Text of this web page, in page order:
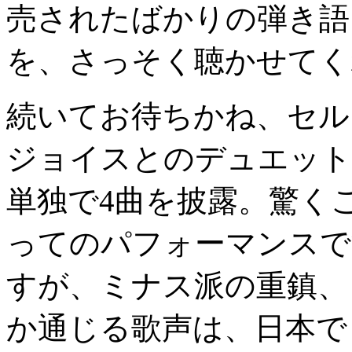
売されたばかりの弾き
を、さっそく聴かせて
続いてお待ちかね、セ
ジョイスとのデュエッ
単独で4曲を披露。驚く
ってのパフォーマンス
すが、ミナス派の重鎮
か通じる歌声は、日本